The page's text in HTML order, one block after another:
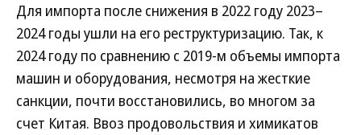
Для импорта после снижения в 2022 году 2023–
2024 годы ушли на его реструктуризацию. Так, к
2024 году по сравнению с 2019-м объемы импорта
машин и оборудования, несмотря на жесткие
санкции, почти восстановились, во многом за
счет Китая. Ввоз продовольствия и химикатов